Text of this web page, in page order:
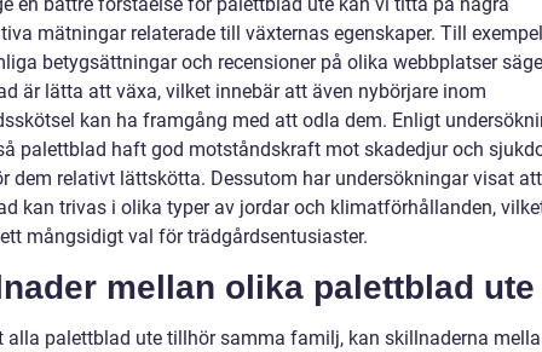
en bättre förståelse för palettblad ute kan vi titta på några
mätningar relaterade till växternas egenskaper. Till exempel
betygsättningar och recensioner på olika webbplatser
är lätta att växa, vilket innebär att även nybörjare inom
kan ha framgång med att odla dem. Enligt
palettblad haft god motståndskraft mot skadedjur och
dem relativt lättskötta. Dessutom har undersökningar visat att
kan trivas i olika typer av jordar och klimatförhållanden,
mångsidigt val för trädgårdsentusiaster.
mellan olika palettblad ute
alla palettblad ute tillhör samma familj, kan skillnaderna